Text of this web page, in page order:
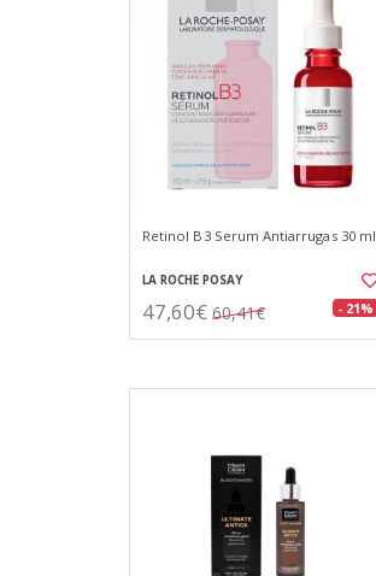
Retinol B3 Serum Antiarrugas 30 ml
LA ROCHE POSAY
47,60€ 60,41€ - 21%